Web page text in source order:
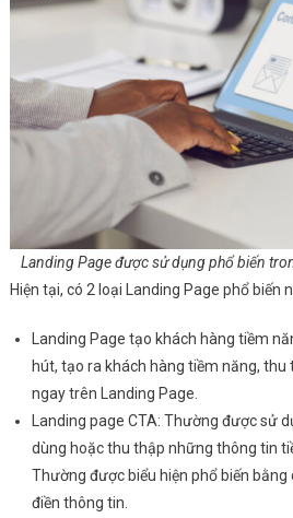
Landing Page được sử dụng phổ biến
Hiện tại, có 2 loại Landing Page phổ biến
Landing Page tạo khách hàng tiềm
hút, tạo ra khách hàng tiềm năng,
ngay trên Landing Page.
Landing page CTA: Thường được sử
dùng hoặc thu thập những thông tin
Thường được biểu hiện phổ biến bằng
điền thông tin.